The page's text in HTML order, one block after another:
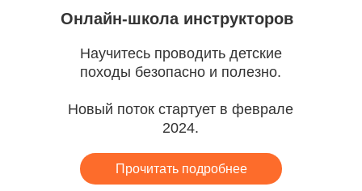
Онлайн-школа инструкторов
Прочитать подробнее
Научитесь проводить детские
походы безопасно и полезно.
Новый поток стартует в феврале
2024.